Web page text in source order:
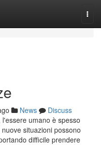
News
Discuss
umano è spesso
situazioni possono
difficile prendere